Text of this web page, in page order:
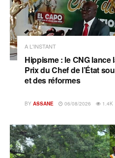
A L'INSTANT
Hippisme : le CNG lance
Prix du Chef de l’État
et des réformes
BY ASSANE 06/08/2026 1.4K